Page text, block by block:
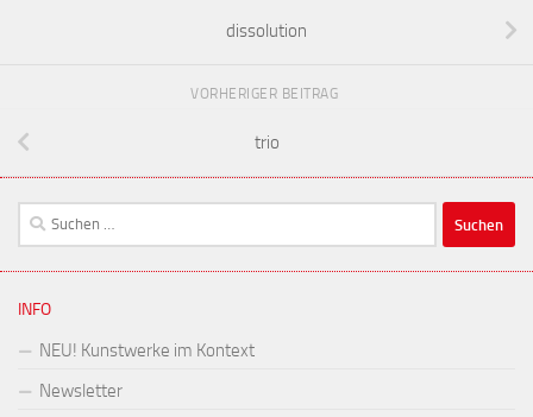
dissolution
VORHERIGER BEITRAG
trio
Suchen
nach:
INFO
NEU! Kunstwerke im Kontext
Newsletter